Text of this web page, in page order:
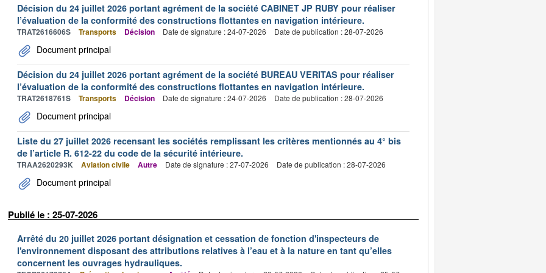
Décision du 24 juillet 2026 portant agrément de la société CABINET JP RUBY pour réaliser
l’évaluation de la conformité des constructions flottantes en navigation intérieure.
TRAT2616606S Transports Décision Date de signature : 24-07-2026 Date de publication : 28-07-2026
Document principal
Décision du 24 juillet 2026 portant agrément de la société BUREAU VERITAS pour réaliser
l’évaluation de la conformité des constructions flottantes en navigation intérieure.
TRAT2618761S Transports Décision Date de signature : 24-07-2026 Date de publication : 28-07-2026
Document principal
Liste du 27 juillet 2026 recensant les sociétés remplissant les critères mentionnés au 4° bis
de l’article R. 612-22 du code de la sécurité intérieure.
TRAA2620293K Aviation civile Autre Date de signature : 27-07-2026 Date de publication : 28-07-2026
Document principal
Publié le : 25-07-2026
Arrêté du 20 juillet 2026 portant désignation et cessation de fonction d'inspecteurs de
l'environnement disposant des attributions relatives à l’eau et à la nature en tant qu’elles
concernent les ouvrages hydrauliques.